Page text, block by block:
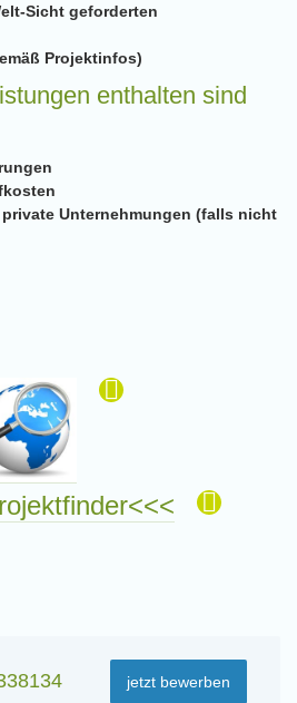
Sicht geforderten
Projektinfos)
enthalten sind
Unternehmungen (falls nicht
jetzt bewerben